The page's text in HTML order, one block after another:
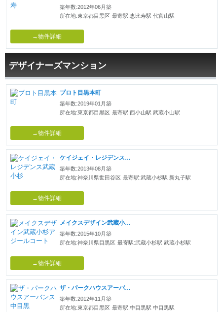
築年数:2012年06月築
所在地:東京都目黒区 最寄駅:恵比寿駅 代官山駅
→物件詳細
デザイナーズマンション
プロト目黒本町
築年数:2019年01月築
所在地:東京都目黒区 最寄駅:西小山駅 武蔵小山駅
→物件詳細
ケイジェイ・レジデンス武蔵小杉
築年数:2013年08月築
所在地:神奈川県世田谷区 最寄駅:武蔵小杉駅 新丸子駅
→物件詳細
メイクスデザイン武蔵小杉アジールコート
築年数:2015年10月築
所在地:神奈川県目黒区 最寄駅:武蔵小杉駅 武蔵小杉駅
→物件詳細
ザ・パークハウスアーバンス中目黒
築年数:2012年11月築
所在地:東京都目黒区 最寄駅:中目黒駅 中目黒駅